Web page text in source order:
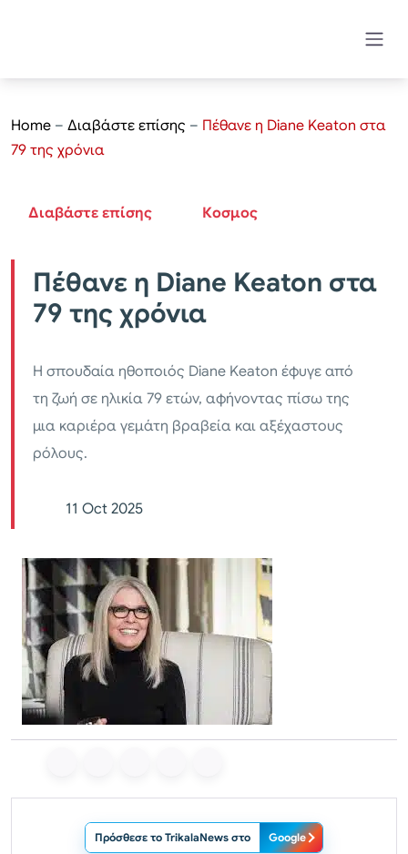
Home – Διαβάστε επίσης – Πέθανε η Diane Keaton στα
79 της χρόνια
Διαβάστε επίσης Κοσμος
Πέθανε η Diane Keaton στα
79 της χρόνια
Η σπουδαία ηθοποιός Diane Keaton έφυγε από
τη ζωή σε ηλικία 79 ετών, αφήνοντας πίσω της
μια καριέρα γεμάτη βραβεία και αξέχαστους
ρόλους.
11 Oct 2025
Πρόσθεσε το TrikalaNews στο Google